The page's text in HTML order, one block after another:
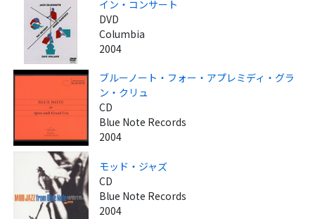
イン・コンサート
DVD
Columbia
2004
ブルーノート・フォー・アプレミディ・グラ
ン・クリュ
CD
Blue Note Records
2004
モッド・ジャズ
CD
Blue Note Records
2004